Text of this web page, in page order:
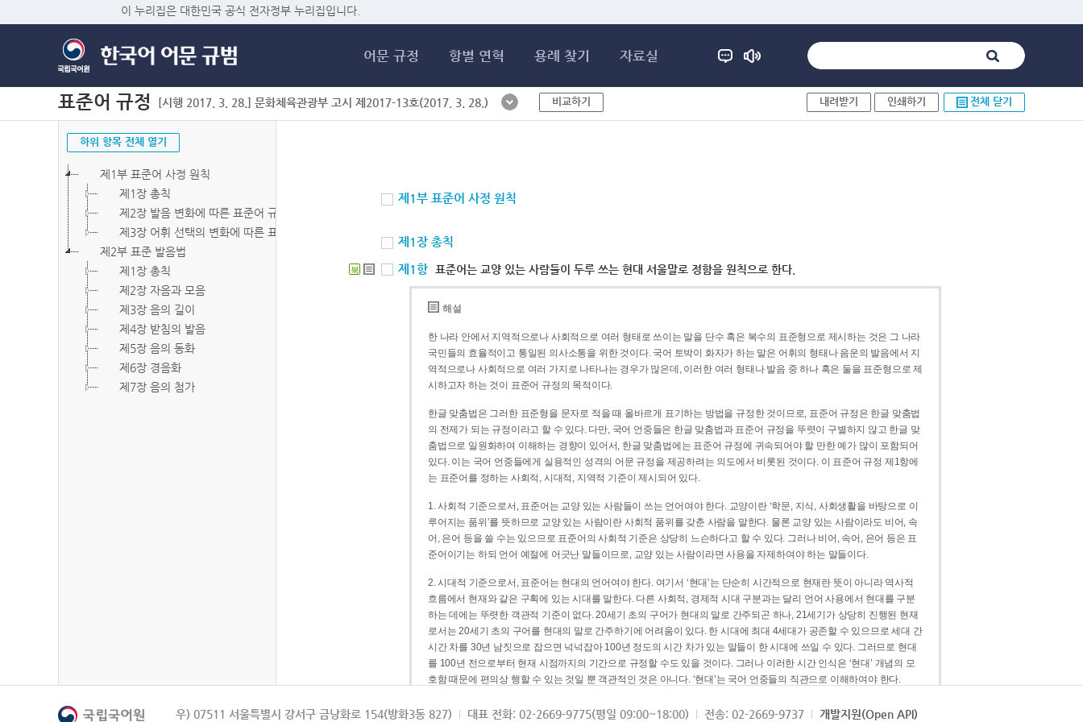
이 누리집은 대한민국 공식 전자정부 누리집입니다.
어문 규정 항별 연혁 용례 찾기 자료실
표준어 규정 [시행 2017. 3. 28.] 문화체육관광부 고시 제2017-13호(2017. 3. 28.) 비교하기 내려받기 인쇄하기 전체 닫기
하위 항목 전체 열기
제1부 표준어 사정 원칙
제1장 총칙
제2장 발음 변화에 따른 표준어 규정
제3장 어휘 선택의 변화에 따른 표준어 규정
제2부 표준 발음법
제1장 총칙
제2장 자음과 모음
제3장 음의 길이
제4장 받침의 발음
제5장 음의 동화
제6장 경음화
제7장 음의 첨가
제1부 표준어 사정 원칙
제1장 총칙
북 제1항 표준어는 교양 있는 사람들이 두루 쓰는 현대 서울말로 정함을 원칙으로 한다.
해설
한 나라 안에서 지역적으로나 사회적으로 여러 형태로 쓰이는 말을 단수 혹은 복수의 표준형으로 제시하는 것은 그 나라
국민들의 효율적이고 통일된 의사소통을 위한 것이다. 국어 토박이 화자가 하는 말은 어휘의 형태나 음운의 발음에서 지
역적으로나 사회적으로 여러 가지로 나타나는 경우가 많은데, 이러한 여러 형태나 발음 중 하나 혹은 둘을 표준형으로 제
시하고자 하는 것이 표준어 규정의 목적이다.
한글 맞춤법은 그러한 표준형을 문자로 적을 때 올바르게 표기하는 방법을 규정한 것이므로, 표준어 규정은 한글 맞춤법
의 전제가 되는 규정이라고 할 수 있다. 다만, 국어 언중들은 한글 맞춤법과 표준어 규정을 뚜렷이 구별하지 않고 한글 맞
춤법으로 일원화하여 이해하는 경향이 있어서, 한글 맞춤법에는 표준어 규정에 귀속되어야 할 만한 예가 많이 포함되어
있다. 이는 국어 언중들에게 실용적인 성격의 어문 규정을 제공하려는 의도에서 비롯된 것이다. 이 표준어 규정 제1항에
는 표준어를 정하는 사회적, 시대적, 지역적 기준이 제시되어 있다.
1. 사회적 기준으로서, 표준어는 교양 있는 사람들이 쓰는 언어여야 한다. 교양이란 ‘학문, 지식, 사회생활을 바탕으로 이
루어지는 품위’를 뜻하므로 교양 있는 사람이란 사회적 품위를 갖춘 사람을 말한다. 물론 교양 있는 사람이라도 비어, 속
어, 은어 등을 쓸 수는 있으므로 표준어의 사회적 기준은 상당히 느슨하다고 할 수 있다. 그러나 비어, 속어, 은어 등은 표
준어이기는 하되 언어 예절에 어긋난 말들이므로, 교양 있는 사람이라면 사용을 자제하여야 하는 말들이다.
2. 시대적 기준으로서, 표준어는 현대의 언어여야 한다. 여기서 ‘현대’는 단순히 시간적으로 현재란 뜻이 아니라 역사적
흐름에서 현재와 같은 구획에 있는 시대를 말한다. 다른 사회적, 경제적 시대 구분과는 달리 언어 사용에서 현대를 구분
하는 데에는 뚜렷한 객관적 기준이 없다. 20세기 초의 구어가 현대의 말로 간주되곤 하나, 21세기가 상당히 진행된 현재
로서는 20세기 초의 구어를 현대의 말로 간주하기에 어려움이 있다. 한 시대에 최대 4세대가 공존할 수 있으므로 세대 간
시간 차를 30년 남짓으로 잡으면 넉넉잡아 100년 정도의 시간 차가 있는 말들이 한 시대에 쓰일 수 있다. 그러므로 현대
를 100년 전으로부터 현재 시점까지의 기간으로 규정할 수도 있을 것이다. 그러나 이러한 시간 인식은 ‘현대’ 개념의 모
호함 때문에 편의상 행할 수 있는 것일 뿐 객관적인 것은 아니다. ‘현대’는 국어 언중들의 직관으로 이해하여야 한다.
3. 지역적 기준으로서, 표준어는 서울말이어야 한다. 이는 표준어의 공용어적 성격을 가장 크게 드러내 주는 기준이다.
우) 07511 서울특별시 강서구 금낭화로 154(방화3동 827) 대표 전화: 02-2669-9775(평일 09:00~18:00) 전송: 02-2669-9737 개발지원(Open API)